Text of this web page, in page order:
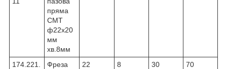
пряма
CMT
ф22х20
мм
хв.8мм
174.221.
Фреза
22 8 30 70